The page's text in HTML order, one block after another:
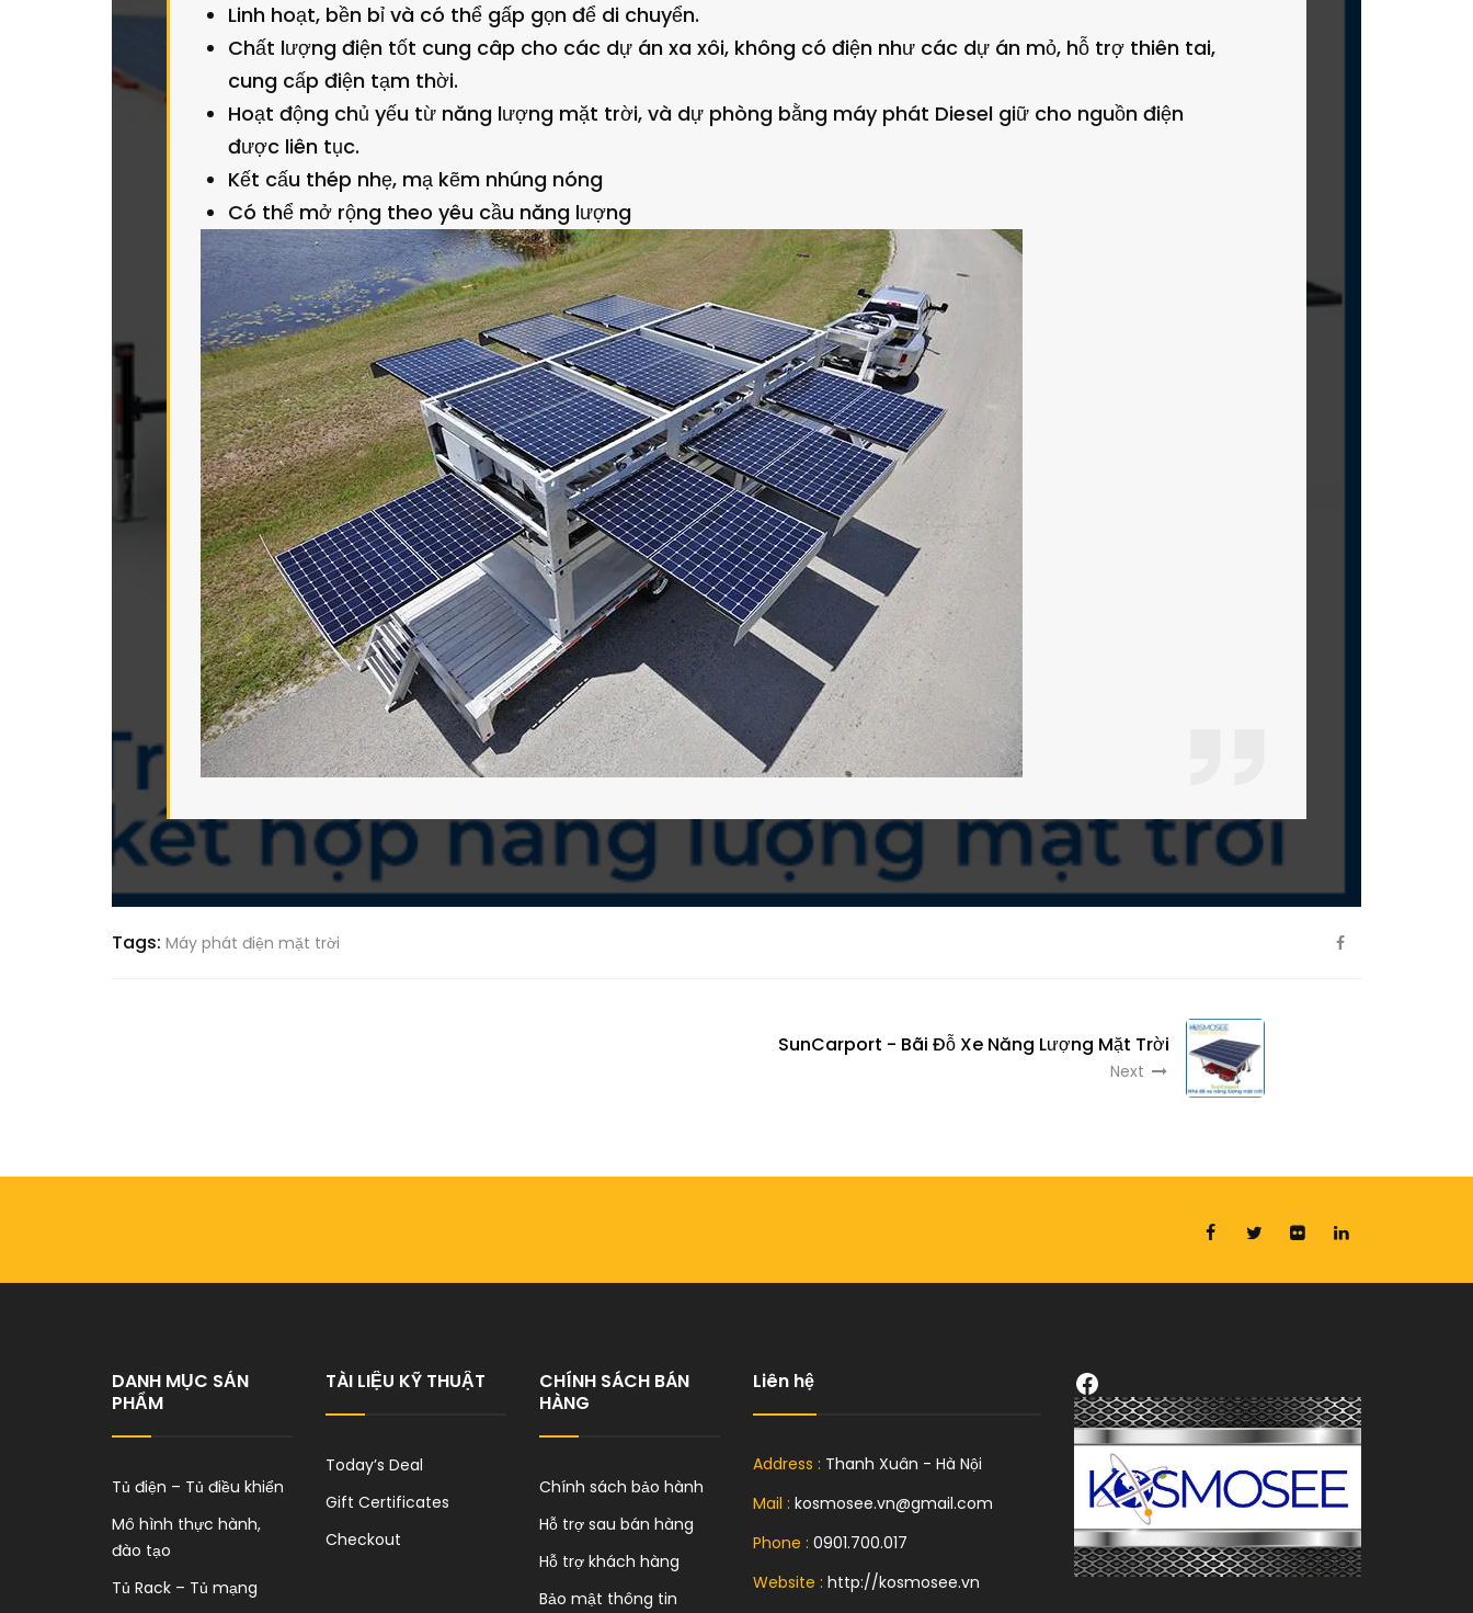
Linh hoạt, bền bỉ và có thể gấp gọn để di chuyển.
Chất lượng điện tốt cung câp cho các dự án xa xôi, không có điện như các dự án mỏ, hỗ trợ thiên tai,
cung cấp điện tạm thời.
Hoạt động chủ yếu từ năng lượng mặt trời, và dự phòng bằng máy phát Diesel giữ cho nguồn điện
được liên tục.
Kết cấu thép nhẹ, mạ kẽm nhúng nóng
Có thể mở rộng theo yêu cầu năng lượng
Tags: Máy phát điện mặt trời
SunCarport - Bãi Đỗ Xe Năng Lượng Mặt Trời
Next
DANH MỤC SẢN
PHẨM
Tủ điện – Tủ điều khiển
Mô hình thực hành,
đào tạo
Tủ Rack – Tủ mạng
TÀI LIỆU KỸ THUẬT
Today’s Deal
Gift Certificates
Checkout
CHÍNH SÁCH BÁN
HÀNG
Chính sách bảo hành
Hỗ trợ sau bán hàng
Hỗ trợ khách hàng
Bảo mật thông tin
Liên hệ
Address : Thanh Xuân - Hà Nội
Mail : kosmosee.vn@gmail.com
Phone : 0901.700.017
Website : http://kosmosee.vn
Facebook